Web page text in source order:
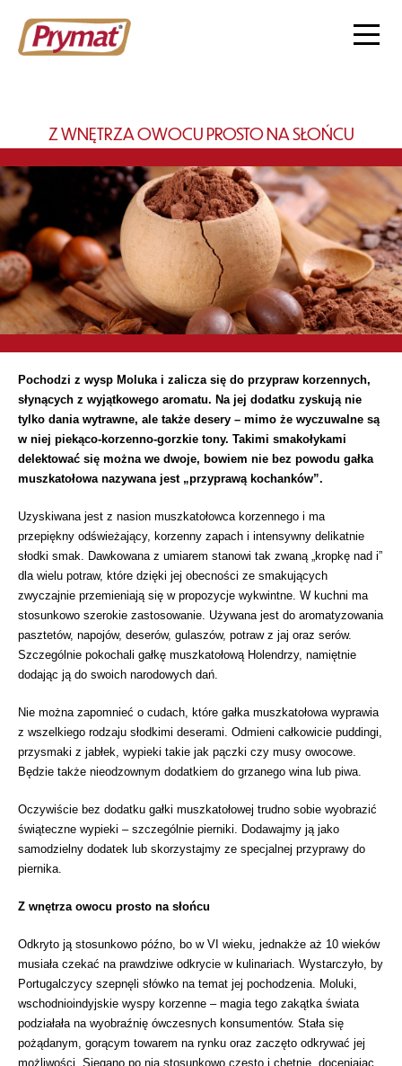
Z WNĘTRZA OWOCU PROSTO NA SŁOŃCU
Pochodzi z wysp Moluka i zalicza się do przypraw korzennych,
słynących z wyjątkowego aromatu. Na jej dodatku zyskują nie
tylko dania wytrawne, ale także desery – mimo że wyczuwalne są
w niej piekąco-korzenno-gorzkie tony. Takimi smakołykami
delektować się można we dwoje, bowiem nie bez powodu gałka
muszkatołowa nazywana jest „przyprawą kochanków”.
Uzyskiwana jest z nasion muszkatołowca korzennego i ma
przepiękny odświeżający, korzenny zapach i intensywny delikatnie
słodki smak. Dawkowana z umiarem stanowi tak zwaną „kropkę nad i”
dla wielu potraw, które dzięki jej obecności ze smakujących
zwyczajnie przemieniają się w propozycje wykwintne. W kuchni ma
stosunkowo szerokie zastosowanie. Używana jest do aromatyzowania
pasztetów, napojów, deserów, gulaszów, potraw z jaj oraz serów.
Szczególnie pokochali gałkę muszkatołową Holendrzy, namiętnie
dodając ją do swoich narodowych dań.
Nie można zapomnieć o cudach, które gałka muszkatołowa wyprawia
z wszelkiego rodzaju słodkimi deserami. Odmieni całkowicie puddingi,
przysmaki z jabłek, wypieki takie jak pączki czy musy owocowe.
Będzie także nieodzownym dodatkiem do grzanego wina lub piwa.
Oczywiście bez dodatku gałki muszkatołowej trudno sobie wyobrazić
świąteczne wypieki – szczególnie pierniki. Dodawajmy ją jako
samodzielny dodatek lub skorzystajmy ze specjalnej przyprawy do
piernika.
Z wnętrza owocu prosto na słońcu
Odkryto ją stosunkowo późno, bo w VI wieku, jednakże aż 10 wieków
musiała czekać na prawdziwe odkrycie w kulinariach. Wystarczyło, by
Portugalczycy szepnęli słówko na temat jej pochodzenia. Moluki,
wschodnioindyjskie wyspy korzenne – magia tego zakątka świata
podziałała na wyobraźnię ówczesnych konsumentów. Stała się
pożądanym, gorącym towarem na rynku oraz zaczęto odkrywać jej
możliwości. Sięgano po nią stosunkowo często i chętnie, doceniając